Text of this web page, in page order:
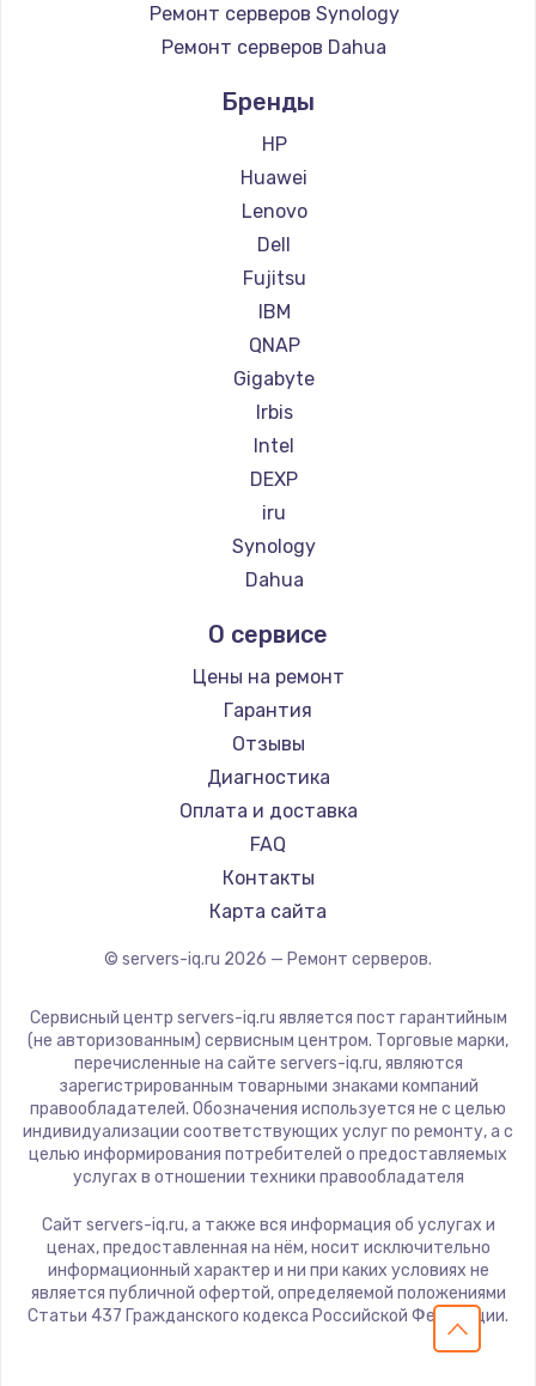
Настройка Wi-Fi
1030 руб.
Заказать
Замена шим-контроллера
3900 руб.
Заказать
Замена HDMI
600 руб.
Заказать
Ремонт серверов Synology
Ремонт серверов Dahua
Бренды
HP
Huawei
Lenovo
Dell
Fujitsu
IBM
QNAP
Gigabyte
Irbis
Intel
DEXP
iru
Synology
Dahua
О сервисе
Цены на ремонт
Гарантия
Отзывы
Диагностика
Оплата и доставка
FAQ
Контакты
Карта сайта
© servers-iq.ru 2026 — Ремонт серверов.
Сервисный центр servers-iq.ru является пост гарантийным
(не авторизованным) сервисным центром. Торговые марки,
перечисленные на сайте servers-iq.ru, являются
зарегистрированным товарными знаками компаний
правообладателей. Обозначения используется не с целью
индивидуализации соответствующих услуг по ремонту, а с
целью информирования потребителей о предоставляемых
услугах в отношении техники правообладателя
Сайт servers-iq.ru, а также вся информация об услугах и
ценах, предоставленная на нём, носит исключительно
информационный характер и ни при каких условиях не
является публичной офертой, определяемой положениями
Статьи 437 Гражданского кодекса Российской Федерации.